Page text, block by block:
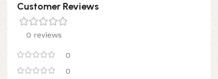
Customer Reviews
0 reviews
0
0